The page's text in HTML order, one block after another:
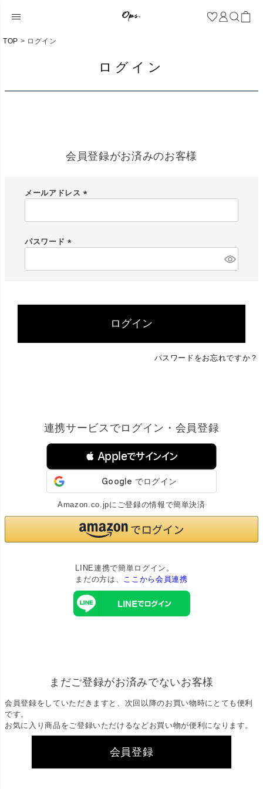
TOP ログイン
ログイン
会員登録がお済みのお客様
メールアドレス
パスワード
ログイン
パスワードをお忘れですか？
連携サービスでログイン・会員登録
 Appleでサインイン
Amazon.co.jpにご登録の情報で簡単決済
LINE連携で簡単ログイン。
まだの方は、 ここから会員連携
まだご登録がお済みでないお客様
会員登録をしていただきますと、次回以降のお買い物時にとても便利
です。
お気に入り商品をご登録いただけるなどお買い物が便利になります。
会員登録